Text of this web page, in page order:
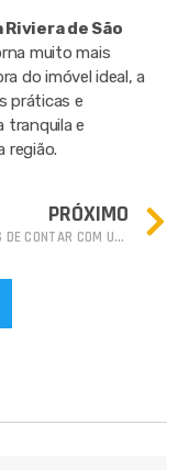
de São
muito mais
do imóvel ideal, a
práticas e
tranquila e
região.
PRÓXIMO
VANTAGENS DE CONTAR COM UMA IMOBILIÁRIA PARA COMPRAR IMÓVEIS À VENDA EM ITAJAÍ